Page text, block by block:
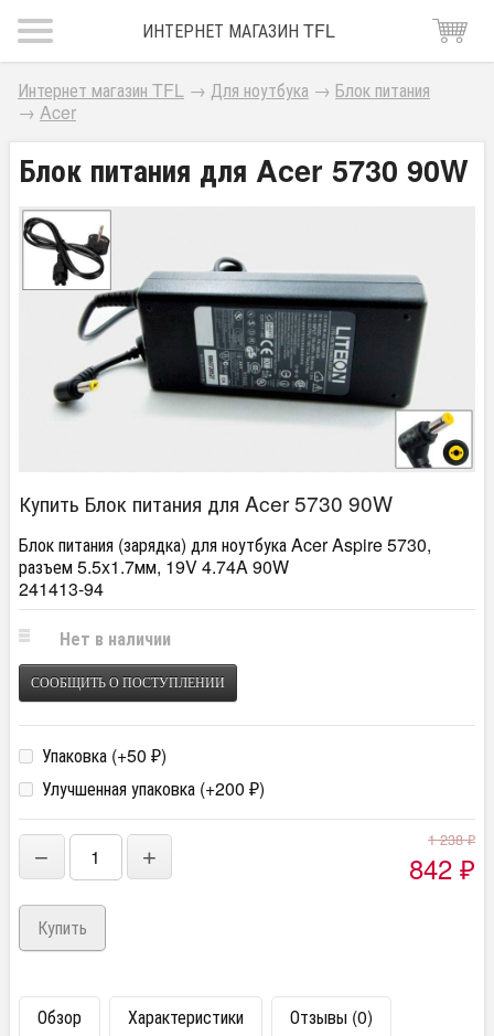
ИНТЕРНЕТ МАГАЗИН TFL
Интернет магазин TFL → Для ноутбука → Блок питания
→ Acer
Блок питания для Acer 5730 90W
Купить Блок питания для Acer 5730 90W
Блок питания (зарядка) для ноутбука Acer Aspire 5730,
разъем 5.5x1.7мм, 19V 4.74A 90W
241413-94
Нет в наличии
СООБЩИТЬ О ПОСТУПЛЕНИИ
Упаковка (+50 ₽)
Улучшенная упаковка (+200 ₽)
− +
1 238₽
842 ₽
Обзор Характеристики
Отзывы (0)